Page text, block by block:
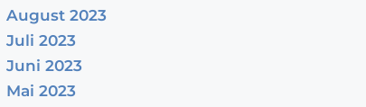
August 2023
Juli 2023
Juni 2023
Mai 2023